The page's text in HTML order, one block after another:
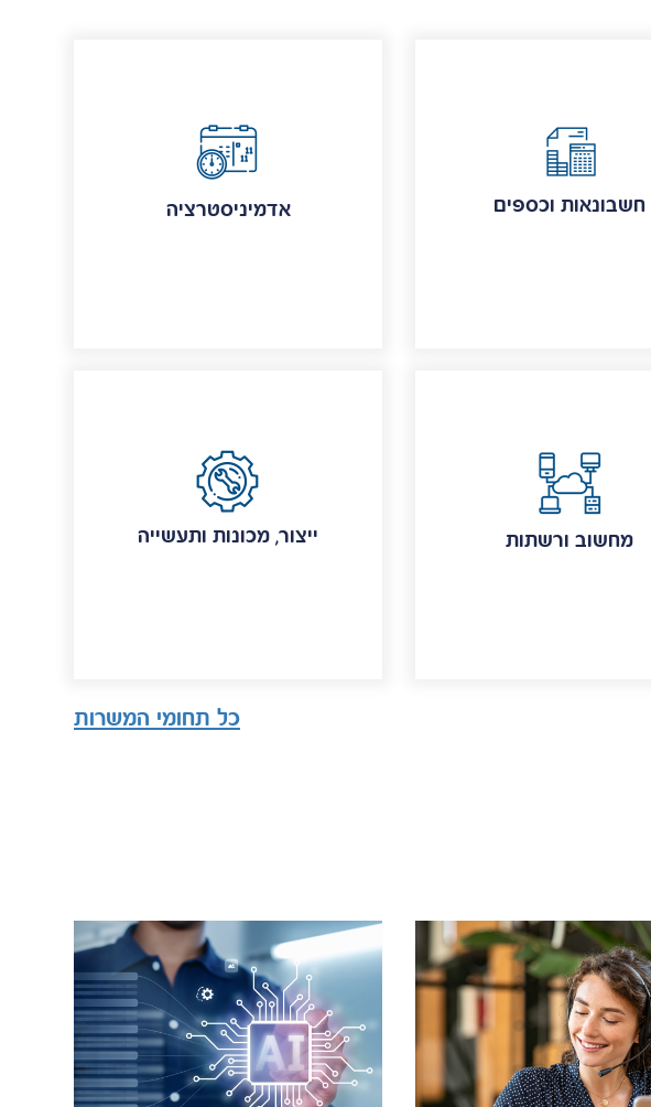
אדמיניסטרציה חשבונאות וכספים
ייצור, מכונות ותעשייה מחשוב ורשתות
כל תחומי המשרות